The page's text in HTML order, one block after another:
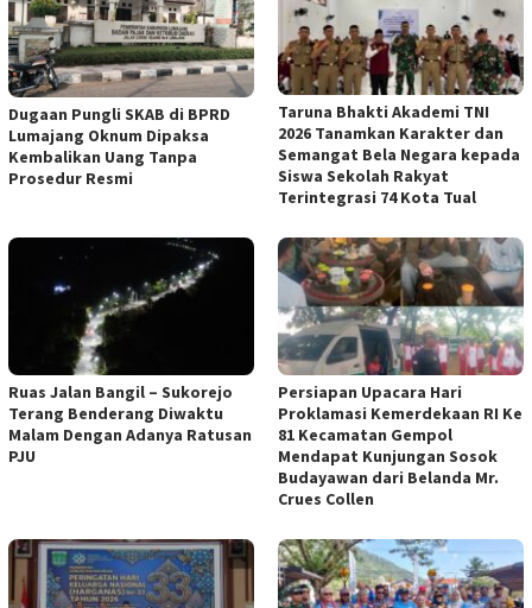
Dugaan Pungli SKAB di BPRD
Lumajang Oknum Dipaksa
Kembalikan Uang Tanpa
Prosedur Resmi
Taruna Bhakti Akademi TNI
2026 Tanamkan Karakter dan
Semangat Bela Negara kepada
Siswa Sekolah Rakyat
Terintegrasi 74 Kota Tual
Ruas Jalan Bangil – Sukorejo
Terang Benderang Diwaktu
Malam Dengan Adanya Ratusan
PJU
Persiapan Upacara Hari
Proklamasi Kemerdekaan RI Ke
81 Kecamatan Gempol
Mendapat Kunjungan Sosok
Budayawan dari Belanda Mr.
Crues Collen